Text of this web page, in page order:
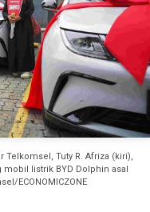
Tuty R. Afriza (kiri),
listrik BYD Dolphin asal
ECONOMICZONE